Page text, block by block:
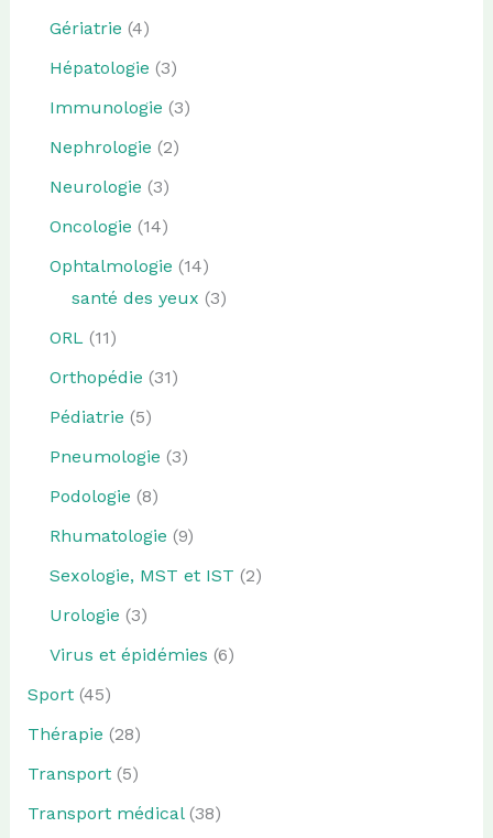
Gériatrie (4)
Hépatologie (3)
Immunologie (3)
Nephrologie (2)
Neurologie (3)
Oncologie (14)
Ophtalmologie (14)
santé des yeux (3)
ORL (11)
Orthopédie (31)
Pédiatrie (5)
Pneumologie (3)
Podologie (8)
Rhumatologie (9)
Sexologie, MST et IST (2)
Urologie (3)
Virus et épidémies (6)
Sport(45)
Thérapie (28)
Transport(5)
Transport médical(38)